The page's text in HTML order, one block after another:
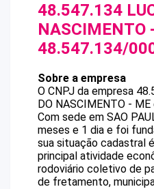
48.547.134
NASCIMENTO
48.547.134/
Sobre a empresa
O CNPJ da empresa
DO NASCIMENTO - ME
Com sede em SAO
meses e 1 dia e foi
sua situação cadastral é
principal atividade
rodoviário coletivo de
de fretamento,